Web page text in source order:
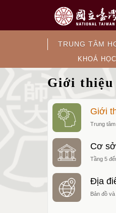
TRUNG TÂM
KHOÁ HỌC
Giới thiệu
Giới
Cơ
Địa
Bản đồ